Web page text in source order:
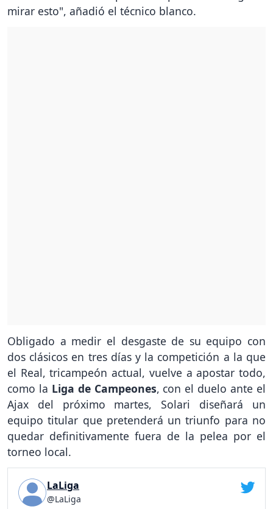
mirar esto", añadió el técnico blanco.
Obligado a medir el desgaste de su equipo con
dos clásicos en tres días y la competición a la que
el Real, tricampeón actual, vuelve a apostar todo,
como la Liga de Campeones, con el duelo ante el
Ajax del próximo martes, Solari diseñará un
equipo titular que pretenderá un triunfo para no
quedar definitivamente fuera de la pelea por el
torneo local.
LaLiga
@LaLiga